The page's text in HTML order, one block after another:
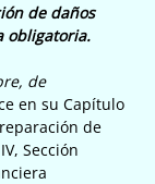
de daños
obligatoria.
de
en su Capítulo
de
Sección